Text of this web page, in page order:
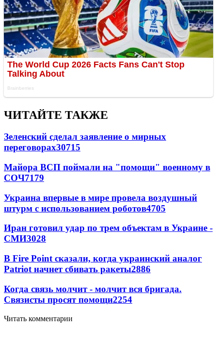
ЧИТАЙТЕ ТАКЖЕ
Зеленский сделал заявление о мирных
переговорах30715
Майора ВСП поймали на "помощи" военному в
СОЧ7179
Украина впервые в мире провела воздушный
штурм с использованием роботов4705
Иран готовил удар по трем объектам в Украине -
СМИ3028
В Fire Point сказали, когда украинский аналог
Patriot начнет сбивать ракеты2886
Когда связь молчит - молчит вся бригада.
Связисты просят помощи2254
Читать комментарии